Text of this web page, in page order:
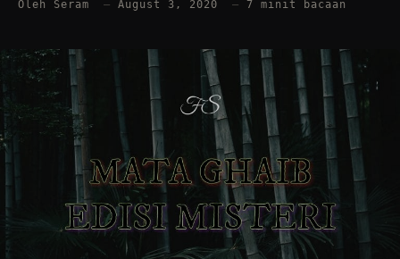
Oleh Seram — August 3, 2020 — 7 minit bacaan